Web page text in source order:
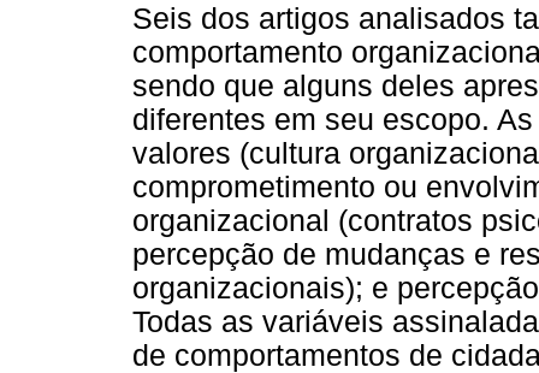
Seis dos artigos analisados
comportamento
sendo que alguns deles
diferentes em seu escopo.
valores (cultura
comprometimento ou
organizacional (contratos
percepção de mudanças e
organizacionais); e
Todas as variáveis
de comportamentos de